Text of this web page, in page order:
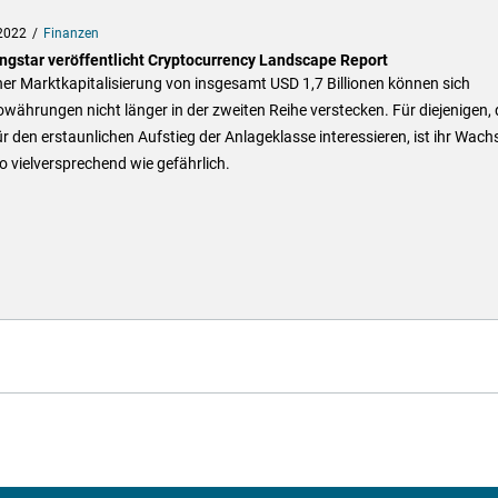
Finanzen
veröffentlicht Cryptocurrency Landscape Report
Marktkapitalisierung von insgesamt USD 1,7 Billionen können sich
nicht länger in der zweiten Reihe verstecken. Für diejenigen,
den erstaunlichen Aufstieg der Anlageklasse interessieren, ist ihr
vielversprechend wie gefährlich.